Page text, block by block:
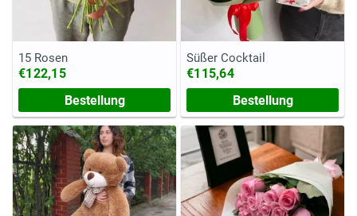
15 Rosen
€122,15
Bestellung
Süßer Cocktail
€115,64
Bestellung